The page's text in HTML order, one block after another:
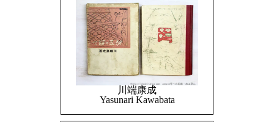
川端康成
Yasunari Kawabata